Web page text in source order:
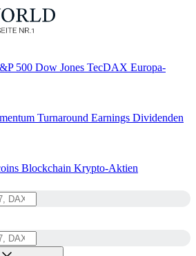
500 Dow Jones TecDAX Europa-
Turnaround Earnings Dividenden
Blockchain Krypto-Aktien